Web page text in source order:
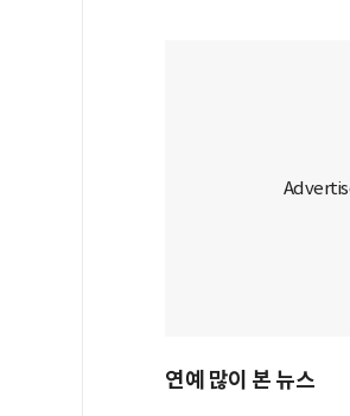
연예 많이 본 뉴스